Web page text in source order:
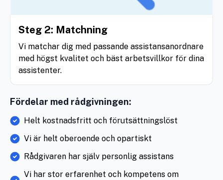
Steg 2: Matchning
Vi matchar dig med passande assistansanordnare
med högst kvalitet och bäst arbetsvillkor för dina
assistenter.
Fördelar med rådgivningen:
Helt kostnadsfritt och förutsättningslöst
Vi är helt oberoende och opartiskt
Rådgivaren har själv personlig assistans
Vi har stor erfarenhet och kompetens om